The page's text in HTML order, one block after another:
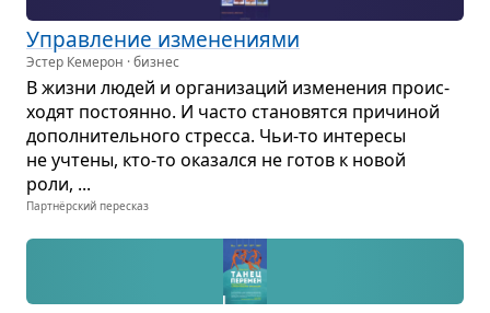
Управ­ле­ние изме­не­ни­ями
Эстер Кемерон · бизнес
В жизни людей и орга­ни­за­ций изме­не­ния про­ис­
хо­дят посто­янно. И часто ста­но­вятся при­чи­ной
допол­ни­тель­ного стресса. Чьи-то инте­ресы
не учтены, кто-то ока­зался не готов к новой
роли, ...
Партнёрский пересказ